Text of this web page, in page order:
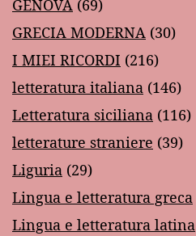
GENOVA (69)
GRECIA MODERNA (30)
I MIEI RICORDI (216)
letteratura italiana (146)
Letteratura siciliana (116)
letterature straniere (39)
Liguria (29)
Lingua e letteratura greca
Lingua e letteratura latina